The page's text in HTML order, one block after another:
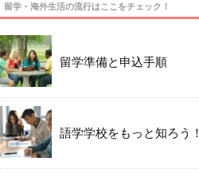
留学・海外生活の流行はここをチェック！
留学準備と申込手順
語学学校をもっと知ろう！